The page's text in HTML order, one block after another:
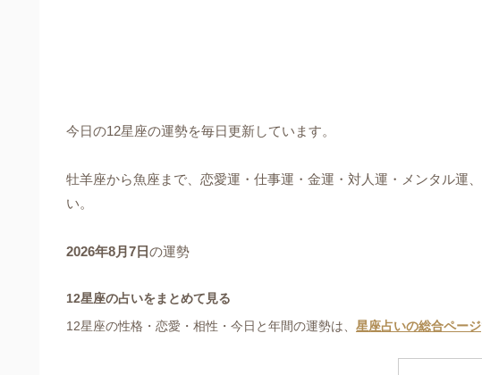
今日の12星座の運勢を毎日更新しています。
牡羊座から魚座まで、恋愛運・仕事運・金運・対人運・メンタル運
い。
2026年8月7日の運勢
12星座の占いをまとめて見る
12星座の性格・恋愛・相性・今日と年間の運勢は、 星座占いの総合ページ